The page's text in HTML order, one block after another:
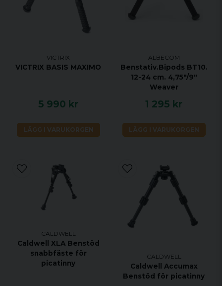
VICTRIX
VICTRIX BASIS MAXIMO
5 990 kr
LÄGG I VARUKORGEN
ALBECOM
Benstativ.Bipods BT10.
12-24 cm. 4,75"/9"
Weaver
1 295 kr
LÄGG I VARUKORGEN
CALDWELL
Caldwell XLA Benstöd
snabbfäste för
picatinny
CALDWELL
Caldwell Accumax
Benstöd för picatinny